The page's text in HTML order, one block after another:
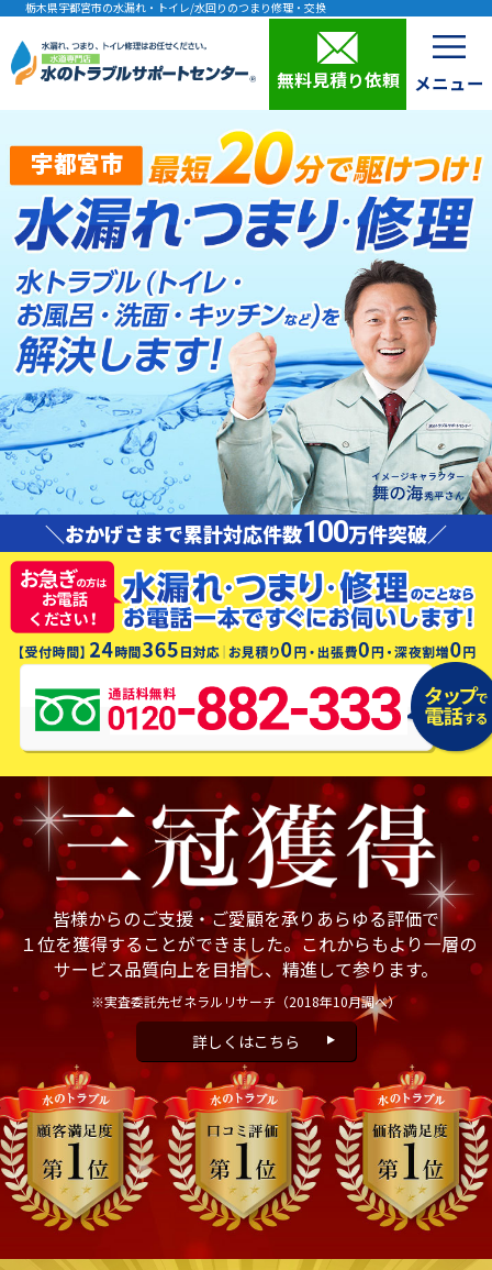
栃木県宇都宮市の水漏れ・トイレ/水回りのつまり修理・交換
無料見積り依頼
宇都宮市
＼おかげさまで累計対応件数100万件突破／
皆様からのご支援・ご愛顧を承りあらゆる評価で
１位を獲得することができました。これからもより一層の
サービス品質向上を目指し、精進して参ります。
※実査委託先ゼネラルリサーチ （2018年10月調べ）
詳しくはこちら